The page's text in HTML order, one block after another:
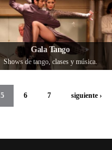
Gala Tango
Shows de tango, clases y música.
5 6 7 siguiente ›